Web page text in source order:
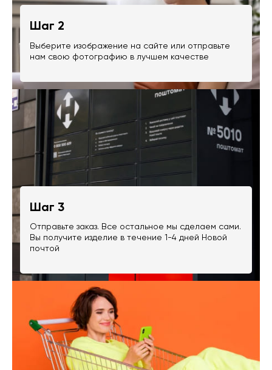
Шаг 2
Выберите изображение на сайте или отправьте
нам свою фотографию в лучшем качестве
Шаг 3
Отправьте заказ. Все остальное мы сделаем сами.
Вы получите изделие в течение 1-4 дней Новой
почтой